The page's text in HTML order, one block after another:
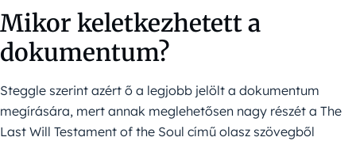
Mikor keletkezhetett a
dokumentum?
Steggle szerint azért ő a legjobb jelölt a dokumentum
megírására, mert annak meglehetősen nagy részét a The
Last Will Testament of the Soul című olasz szövegből